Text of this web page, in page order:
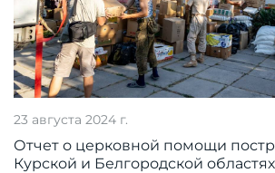
23 августа 2024 г.
Отчет о церковной помощи
Курской и Белгородской областях